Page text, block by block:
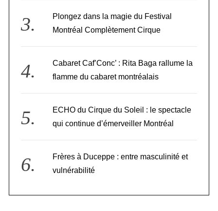
Plongez dans la magie du Festival
Montréal Complètement Cirque
Cabaret Caf’Conc’ : Rita Baga rallume la
flamme du cabaret montréalais
ECHO du Cirque du Soleil : le spectacle
qui continue d’émerveiller Montréal
Frères à Duceppe : entre masculinité et
vulnérabilité